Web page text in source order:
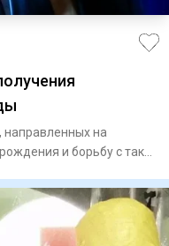
на
и борьбу с так